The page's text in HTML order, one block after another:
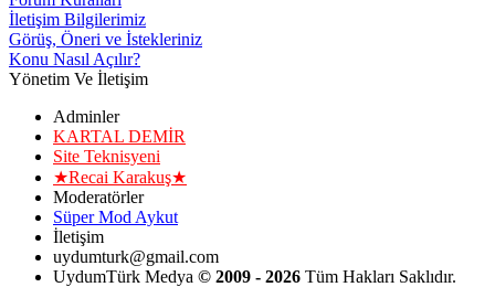
İletişim Bilgilerimiz
Görüş, Öneri ve İstekleriniz
Konu Nasıl Açılır?
Yönetim Ve İletişim
Adminler
KARTAL DEMİR
Site Teknisyeni
★Recai Karakuş★
Moderatörler
Süper Mod Aykut
İletişim
uydumturk@gmail.com
UydumTürk Medya © 2009 - 2026 Tüm Hakları Saklıdır.